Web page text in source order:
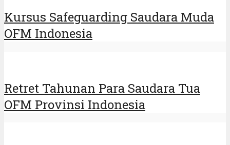
Kursus Safeguarding Saudara Muda
OFM Indonesia
Retret Tahunan Para Saudara Tua
OFM Provinsi Indonesia